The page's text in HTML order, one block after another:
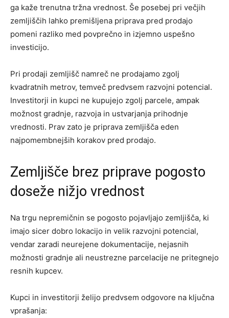
ga kaže trenutna tržna vrednost. Še posebej pri večjih
zemljiščih lahko premišljena priprava pred prodajo
pomeni razliko med povprečno in izjemno uspešno
investicijo.
Pri prodaji zemljišč namreč ne prodajamo zgolj
kvadratnih metrov, temveč predvsem razvojni potencial.
Investitorji in kupci ne kupujejo zgolj parcele, ampak
možnost gradnje, razvoja in ustvarjanja prihodnje
vrednosti. Prav zato je priprava zemljišča eden
najpomembnejših korakov pred prodajo.
Zemljišče brez priprave pogosto
doseže nižjo vrednost
Na trgu nepremičnin se pogosto pojavljajo zemljišča, ki
imajo sicer dobro lokacijo in velik razvojni potencial,
vendar zaradi neurejene dokumentacije, nejasnih
možnosti gradnje ali neustrezne parcelacije ne pritegnejo
resnih kupcev.
Kupci in investitorji želijo predvsem odgovore na ključna
vprašanja: